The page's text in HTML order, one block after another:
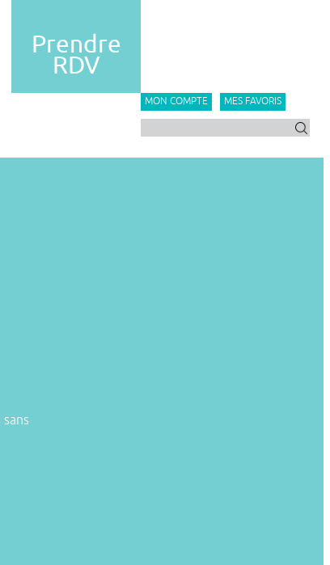
Prendre
RDV
MON COMPTE MES FAVORIS